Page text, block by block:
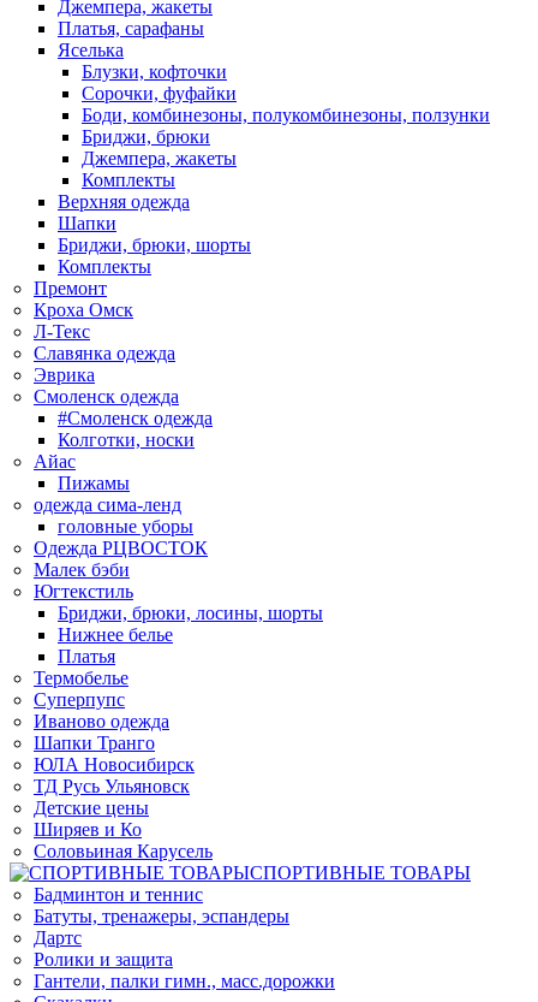
Джемпера, жакеты
Платья, сарафаны
Яселька
Блузки, кофточки
Сорочки, фуфайки
Боди, комбинезоны, полукомбинезоны, ползунки
Бриджи, брюки
Джемпера, жакеты
Комплекты
Верхняя одежда
Шапки
Бриджи, брюки, шорты
Комплекты
Премонт
Кроха Омск
Л-Текс
Славянка одежда
Эврика
Смоленск одежда
#Смоленск одежда
Колготки, носки
Айас
Пижамы
одежда сима-ленд
головные уборы
Одежда РЦВОСТОК
Малек бэби
Югтекстиль
Бриджи, брюки, лосины, шорты
Нижнее белье
Платья
Термобелье
Суперпупс
Иваново одежда
Шапки Транго
ЮЛА Новосибирск
ТД Русь Ульяновск
Детские цены
Ширяев и Ко
Соловьиная Карусель
СПОРТИВНЫЕ ТОВАРЫ
Бадминтон и теннис
Батуты, тренажеры, эспандеры
Дартс
Ролики и защита
Гантели, палки гимн., масс.дорожки